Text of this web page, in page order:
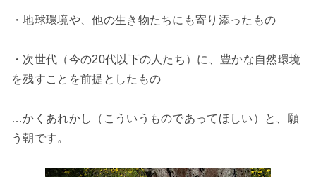
・地球環境や、他の生き物たちにも寄り添ったもの
・次世代（今の20代以下の人たち）に、豊かな自然環境
を残すことを前提としたもの
…かくあれかし（こういうものであってほしい）と、願
う朝です。